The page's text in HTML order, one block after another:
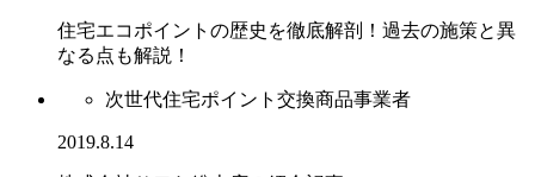
住宅エコポイントの歴史を徹底解剖！過去の施策と異
なる点も解説！
次世代住宅ポイント交換商品事業者
2019.8.14